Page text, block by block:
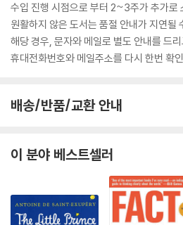
수입 진행 시점으로 부터 2~3주가 추가로
원활하지 않은 도서는 품절 안내가 지연될
해당 경우, 문자와 메일로 별도 안내를 드
휴대전화번호와 메일주소를 다시 한번 확
배송/반품/교환 안내
이 분야 베스트셀러